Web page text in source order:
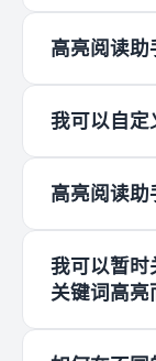
一页面通过
效果会瞬间
无需手动刷新
高亮阅读助
术。无论是
的标签页，
级生效。
我可以自定
动轮转，同
中为每个关
高亮阅读助
入的关键词
自动匹配页
关键信息。
我可以暂时
关键词高亮